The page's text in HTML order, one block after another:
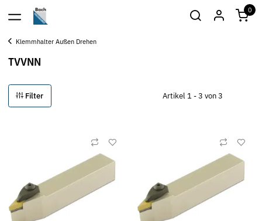
0
Klemmhalter Außen Drehen
TVVNN
Filter Artikel 1 - 3 von 3